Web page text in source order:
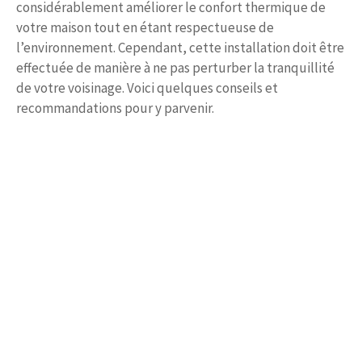
considérablement améliorer le confort thermique de
votre maison tout en étant respectueuse de
l’environnement. Cependant, cette installation doit être
effectuée de manière à ne pas perturber la tranquillité
de votre voisinage. Voici quelques conseils et
recommandations pour y parvenir.